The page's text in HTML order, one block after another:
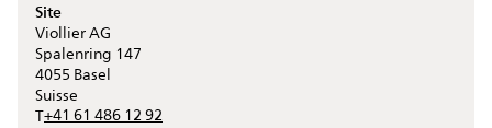
Site
Viollier AG
Spalenring 147
4055 Basel
Suisse
T+41 61 486 12 92